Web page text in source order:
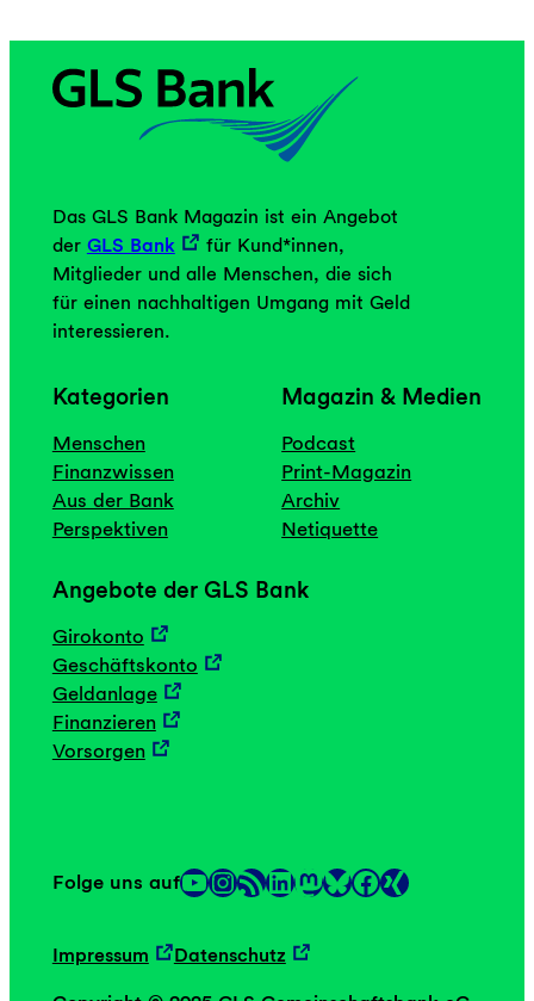
Das GLS Bank Magazin ist ein Angebot
der GLS Bank
für Kund*innen,
Mitglieder und alle Menschen, die sich
für einen nachhaltigen Umgang mit Geld
interessieren.
Kategorien
Menschen
Finanzwissen
Aus der Bank
Perspektiven
Magazin & Medien
Podcast
Print-Magazin
Archiv
Netiquette
Angebote der GLS Bank
Girokonto
Geschäftskonto
Geldanlage
Finanzieren
Vorsorgen
Folge uns aufYouTube InstagramRSS-Feed LinkedIn Mastodon Link Facebook Link
Impressum Datenschutz